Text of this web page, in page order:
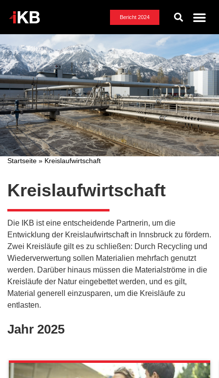
Bericht 2024
Klimaschutz und Energie
Versorgungssicherheit
Wasser und Ökosysteme
Kreislaufwirtschaft
Startseite » Kreislaufwirtschaft
Kreislaufwirtschaft
Die IKB ist eine entscheidende Partnerin, um die
Entwicklung der Kreislaufwirtschaft in Innsbruck zu fördern.
Zwei Kreisläufe gilt es zu schließen: Durch Recycling und
Wiederverwertung sollen Materialien mehrfach genutzt
werden. Darüber hinaus müssen die Materialströme in die
Kreisläufe der Natur eingebettet werden, und es gilt,
Material generell einzusparen, um die Kreisläufe zu
entlasten.
Jahr 2025